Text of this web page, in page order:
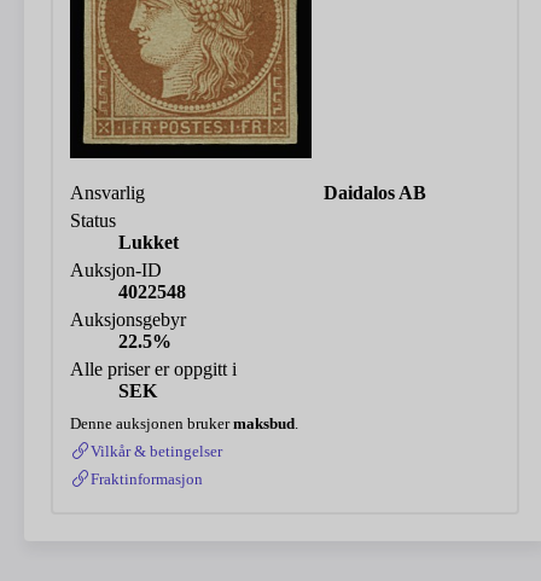
Ansvarlig
Daidalos AB
Status
Lukket
Auksjon-ID
4022548
Auksjonsgebyr
22.5%
Alle priser er oppgitt i
SEK
Denne auksjonen brukermaksbud
Vilkår & betingelser
Fraktinformasjon